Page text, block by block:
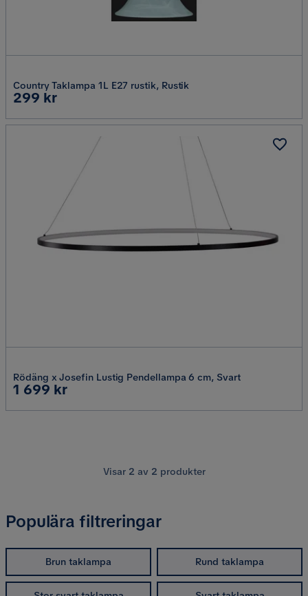
Country Taklampa 1L E27 rustik, Rustik
Pris
299 kr
Rödäng x Josefin Lustig Pendellampa 6 cm, Svart
Pris
1 699 kr
Visar 2 av 2 produkter
Populära filtreringar
Brun taklampa Rund taklampa